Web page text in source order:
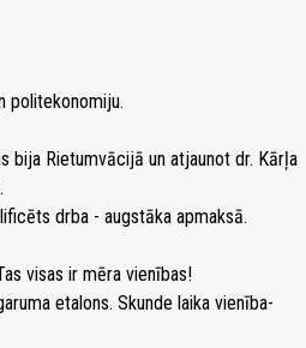
politekonomiju.
bija Rietumvācijā un atjaunot dr. Kārļa
drba - augstāka apmaksā.
visas ir mēra vienības!
etalons. Skunde laika vienība-